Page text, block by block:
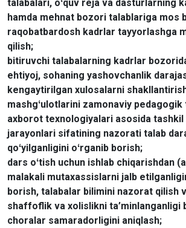
talabalari, oʻquv reja va dasturlarning
hamda mehnat bozori talablariga mos
raqobatbardosh kadrlar tayyorlashga
qilish;
bitiruvchi talabalarning kadrlar
ehtiyoj, sohaning yashovchanlik
kengaytirilgan xulosalarni
mashgʻulotlarini zamonaviy
axborot texnologiyalari asosida
jarayonlari sifatining nazorati talab
qoʻyilganligini oʻrganib borish;
dars oʻtish uchun ishlab chiqarishdan
malakali mutaxassislarni jalb
borish, talabalar bilimini nazorat qilish
shaffoflik va xolislikni ta’minlanganligi
choralar samaradorligini aniqlash;